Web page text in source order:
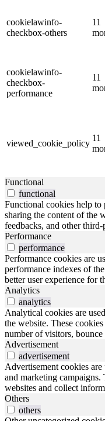
cookielawinfo-
checkbox-others
11
cookielawinfo-
checkbox-
performance
11
viewed_cookie_policy
11
Functional
functional
Functional cookies help
sharing the content of the
feedbacks, and other third-
Performance
performance
Performance cookies are
performance indexes of
better user experience for
Analytics
analytics
Analytical cookies are
the website. These
number of visitors,
Advertisement
advertisement
Advertisement cookies
and marketing campaigns.
websites and collect
Others
others